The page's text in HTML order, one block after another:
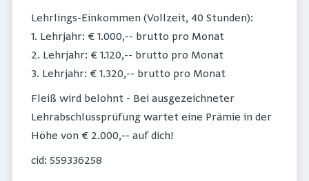
Lehrlings-Einkommen (Vollzeit, 40 Stunden):
1. Lehrjahr: € 1.000,-- brutto pro Monat
2. Lehrjahr: € 1.120,-- brutto pro Monat
3. Lehrjahr: € 1.320,-- brutto pro Monat
Fleiß wird belohnt - Bei ausgezeichneter
Lehrabschlussprüfung wartet eine Prämie in der
Höhe von € 2.000,-- auf dich!
cid: 559336258